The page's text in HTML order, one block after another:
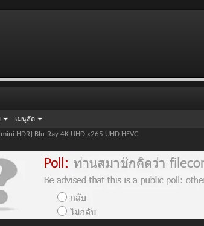
เมนูลัด
Blu-Ray 4K UHD x265 UHD HEVC